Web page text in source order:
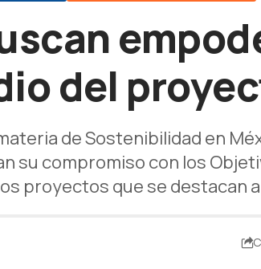
del
de Sostenibilidad en
su compromiso con los
proyectos que se destacan